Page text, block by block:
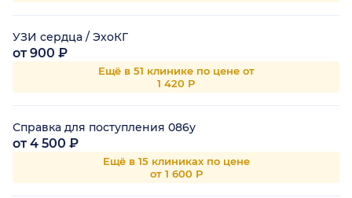
УЗИ сердца / ЭхоКГ
от 900 ₽
Ещё в 51 клинике по цене от
1 420 Р
Справка для поступления 086у
от 4 500 ₽
Ещё в 15 клиниках по цене
от 1 600 Р